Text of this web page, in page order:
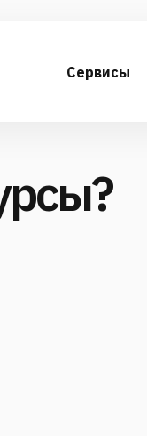
Сервисы